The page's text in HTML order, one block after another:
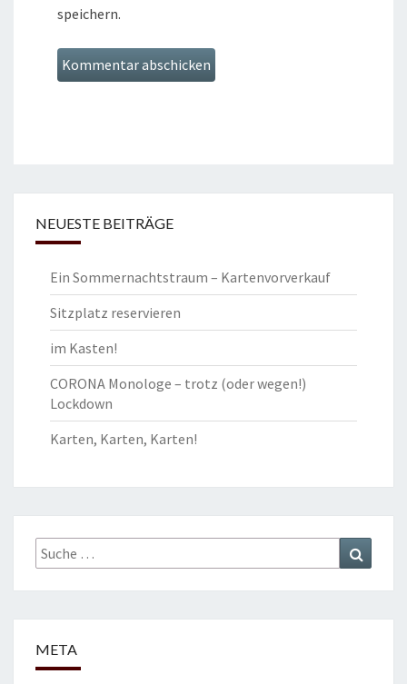
speichern.
NEUESTE BEITRÄGE
Ein Sommernachtstraum – Kartenvorverkauf
Sitzplatz reservieren
im Kasten!
CORONA Monologe – trotz (oder wegen!)
Lockdown
Karten, Karten, Karten!
Suche
nach:
META